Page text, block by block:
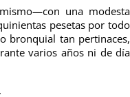
una modesta
pesetas por todo
bronquial tan pertinaces,
varios años ni de día